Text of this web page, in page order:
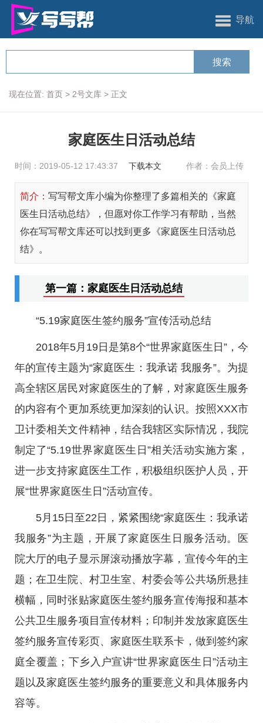
导航
现在位置: 首页 > 2号文库 > 正文
家庭医生日活动总结
时间：2019-05-12 17:43:37 下载本文 作者：会员上传
简介： 写写帮文库小编为你整理了多篇相关的《家庭
医生日活动总结》，但愿对你工作学习有帮助，当然
你在写写帮文库还可以找到更多《家庭医生日活动总
结》。
第一篇：家庭医生日活动总结
“5.19家庭医生签约服务”宣传活动总结
2018年5月19日是第8个“世界家庭医生日”，今
年的宣传主题为“家庭医生：我承诺 我服务”。为提
高全辖区居民对家庭医生的了解，对家庭医生服务
的内容有个更加系统更加深刻的认识。按照XXX市
卫计委相关文件精神，结合我辖区实际情况，我院
制定了“5.19世界家庭医生日”相关活动实施方案，
进一步支持家庭医生工作，积极组织医护人员，开
展“世界家庭医生日”活动宣传。
5月15日至22日，紧紧围绕“家庭医生：我承诺
我服务”为主题，开展了家庭医生日服务活动。医
院大厅的电子显示屏滚动播放字幕，宣传今年的主
题；在卫生院、村卫生室、村委会等公共场所悬挂
横幅，同时张贴家庭医生签约服务宣传海报和基本
公共卫生服务项目宣传材料；印制并发放家庭医生
签约服务宣传彩页、家庭医生联系卡，做到签约家
庭全覆盖；下乡入户宣讲“世界家庭医生日”活动主
题以及家庭医生签约服务的重要意义和具体服务内
容等。